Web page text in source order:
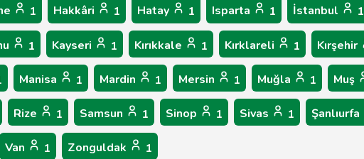
1 Hakkâri 1 Hatay 1 Isparta 1 İstanbul 1
1 Kayseri 1 Kırıkkale 1 Kırklareli 1 Kırşehir
Manisa 1 Mardin 1 Mersin 1 Muğla 1 Muş
Rize 1 Samsun 1 Sinop 1 Sivas 1 Şanlıurfa
Van 1 Zonguldak 1